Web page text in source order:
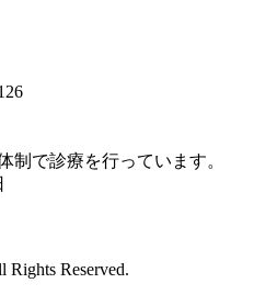
制で診療を行っています。
Rights Reserved.